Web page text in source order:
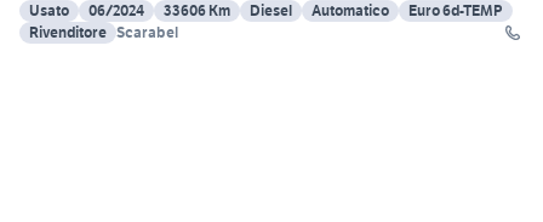
Usato
06/2024 33606 Km Diesel Automatico
Euro 6d-TEMP
Rivenditore Scarabel